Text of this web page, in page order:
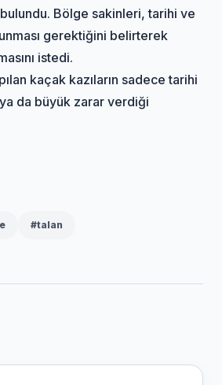
Bölge sakinleri, tarihi ve
gerektiğini belirterek
istedi.
kaçak kazıların sadece tarihi
da büyük zarar verdiği
#talan